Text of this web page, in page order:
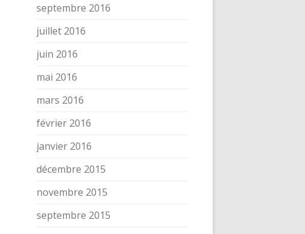
septembre 2016
juillet 2016
juin 2016
mai 2016
mars 2016
février 2016
janvier 2016
décembre 2015
novembre 2015
septembre 2015